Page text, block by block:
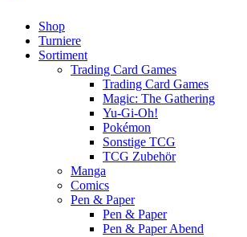
Shop
Turniere
Sortiment
Trading Card Games
Trading Card Games
Magic: The Gathering
Yu-Gi-Oh!
Pokémon
Sonstige TCG
TCG Zubehör
Manga
Comics
Pen & Paper
Pen & Paper
Pen & Paper Abend